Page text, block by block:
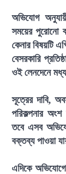
অভিযোগ
সময়ের পুরোনো
কেনার বিষয়টি
বেসরকারি
ওই লেনদেনে
সূত্রের দাবি,
পরিকল্পনার
তবে এসব
বক্তব্য পাওয়া
এদিকে